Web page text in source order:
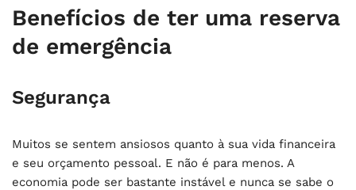
Benefícios de ter uma reserva
de emergência
Segurança
Muitos se sentem ansiosos quanto à sua vida financeira
e seu orçamento pessoal. E não é para menos. A
economia pode ser bastante instável e nunca se sabe o